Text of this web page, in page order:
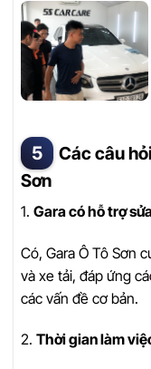
Các câu
Sơn
1. Gara có hỗ trợ
Có, Gara Ô Tô Sơn
và xe tải, đáp ứng
các vấn đề cơ bản.
2. Thời gian làm